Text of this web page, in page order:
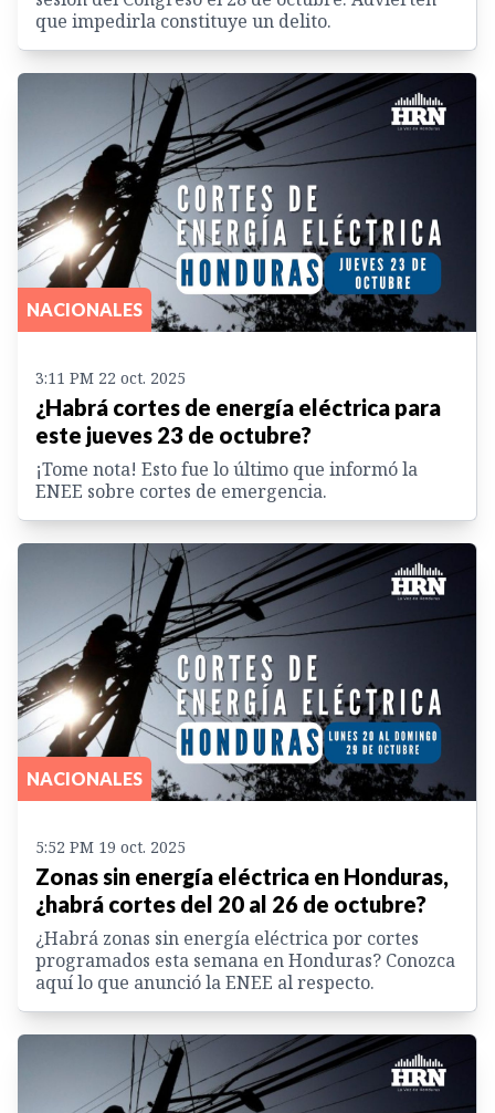
que impedirla constituye un delito.
NACIONALES
3:11 PM 22 oct. 2025
¿Habrá cortes de energía eléctrica para
este jueves 23 de octubre?
¡Tome nota! Esto fue lo último que informó la
ENEE sobre cortes de emergencia.
NACIONALES
5:52 PM 19 oct. 2025
Zonas sin energía eléctrica en Honduras,
¿habrá cortes del 20 al 26 de octubre?
¿Habrá zonas sin energía eléctrica por cortes
programados esta semana en Honduras? Conozca
aquí lo que anunció la ENEE al respecto.